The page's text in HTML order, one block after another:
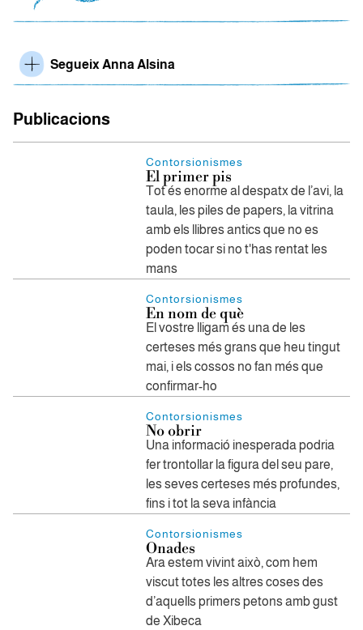
Segueix Anna Alsina
Publicacions
Contorsionismes
El primer pis
Tot és enorme al despatx de l’avi, la
taula, les piles de papers, la vitrina
amb els llibres antics que no es
poden tocar si no t'has rentat les
mans
Contorsionismes
En nom de què
El vostre lligam és una de les
certeses més grans que heu tingut
mai, i els cossos no fan més que
confirmar-ho
Contorsionismes
No obrir
Una informació inesperada podria
fer trontollar la figura del seu pare,
les seves certeses més profundes,
fins i tot la seva infància
Contorsionismes
Onades
Ara estem vivint això, com hem
viscut totes les altres coses des
d’aquells primers petons amb gust
de Xibeca